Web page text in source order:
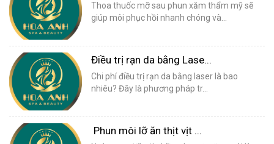
Thoa thuốc mỡ sau phun xăm thẩm mỹ sẽ
giúp môi phục hồi nhanh chóng và...
Điều trị rạn da bằng Lase...
Chi phí điều trị rạn da bằng laser là bao
nhiêu? Đây là phương pháp tr...
Phun môi lỡ ăn thịt vịt ...